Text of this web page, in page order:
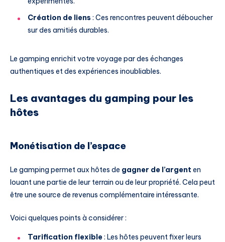
Création de liens : Ces rencontres peuvent déboucher
sur des amitiés durables.
Le gamping enrichit votre voyage par des échanges
authentiques et des expériences inoubliables.
Les avantages du gamping pour les
hôtes
Monétisation de l’espace
Le gamping permet aux hôtes de gagner de l’argent en
louant une partie de leur terrain ou de leur propriété. Cela peut
être une source de revenus complémentaire intéressante.
Voici quelques points à considérer :
Tarification flexible: Les hôtes peuvent fixer leurs